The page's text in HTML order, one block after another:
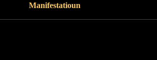
Manifestatioun